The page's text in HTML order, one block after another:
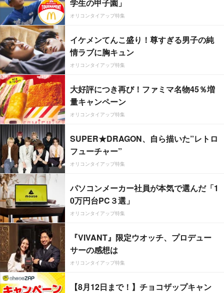
学生の甲子園」
オリコンタイアップ特集
イケメンてんこ盛り！尊すぎる男子の純
情ラブに胸キュン
オリコンタイアップ特集
大好評につき再び！ファミマ名物45％増
量キャンペーン
オリコンタイアップ特集
SUPER★DRAGON、自ら描いた”レトロ
フューチャー”
オリコンタイアップ特集
パソコンメーカー社員が本気で選んだ「1
0万円台PC３選」
オリコンタイアップ特集
『VIVANT』限定ウオッチ、プロデュー
サーの感想は
オリコンタイアップ特集
【8月12日まで！】チョコザップキャン